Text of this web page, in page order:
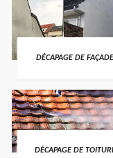
DÉCAPAGE DE
DÉCAPAGE DE